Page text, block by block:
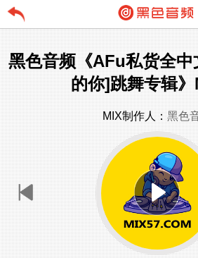
黑色音频《AFu私货全
的你]跳舞专辑
MIX制作人：黑色